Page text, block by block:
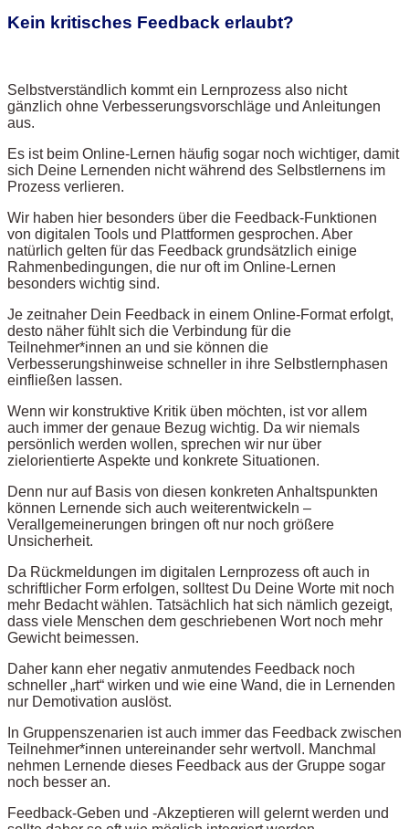
Kein kritisches Feedback erlaubt?
Selbstverständlich kommt ein Lernprozess also nicht
gänzlich ohne Verbesserungsvorschläge und Anleitungen
aus.
Es ist beim Online-Lernen häufig sogar noch wichtiger, damit
sich Deine Lernenden nicht während des Selbstlernens im
Prozess verlieren.
Wir haben hier besonders über die Feedback-Funktionen
von digitalen Tools und Plattformen gesprochen. Aber
natürlich gelten für das Feedback grundsätzlich einige
Rahmenbedingungen, die nur oft im Online-Lernen
besonders wichtig sind.
Je zeitnaher Dein Feedback in einem Online-Format erfolgt,
desto näher fühlt sich die Verbindung für die
Teilnehmer*innen an und sie können die
Verbesserungshinweise schneller in ihre Selbstlernphasen
einfließen lassen.
Wenn wir konstruktive Kritik üben möchten, ist vor allem
auch immer der genaue Bezug wichtig. Da wir niemals
persönlich werden wollen, sprechen wir nur über
zielorientierte Aspekte und konkrete Situationen.
Denn nur auf Basis von diesen konkreten Anhaltspunkten
können Lernende sich auch weiterentwickeln –
Verallgemeinerungen bringen oft nur noch größere
Unsicherheit.
Da Rückmeldungen im digitalen Lernprozess oft auch in
schriftlicher Form erfolgen, solltest Du Deine Worte mit noch
mehr Bedacht wählen. Tatsächlich hat sich nämlich gezeigt,
dass viele Menschen dem geschriebenen Wort noch mehr
Gewicht beimessen.
Daher kann eher negativ anmutendes Feedback noch
schneller „hart“ wirken und wie eine Wand, die in Lernenden
nur Demotivation auslöst.
In Gruppenszenarien ist auch immer das Feedback zwischen
Teilnehmer*innen untereinander sehr wertvoll. Manchmal
nehmen Lernende dieses Feedback aus der Gruppe sogar
noch besser an.
Feedback-Geben und -Akzeptieren will gelernt werden und